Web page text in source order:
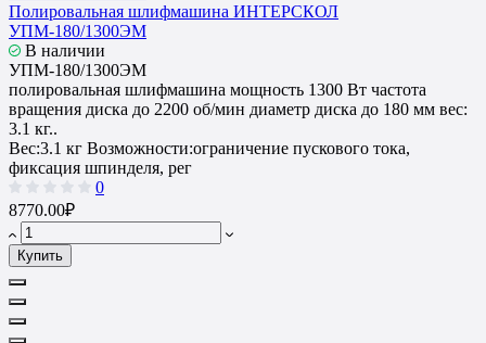
Полировальная шлифмашина ИНТЕРСКОЛ
УПМ-180/1300ЭМ
В наличии
УПМ-180/1300ЭМ
полировальная шлифмашина мощность 1300 Вт частота
вращения диска до 2200 об/мин диаметр диска до 180 мм вес:
3.1 кг..
Вес:3.1 кг Возможности:ограничение пускового тока,
фиксация шпинделя, рег
0
8770.00₽
Купить